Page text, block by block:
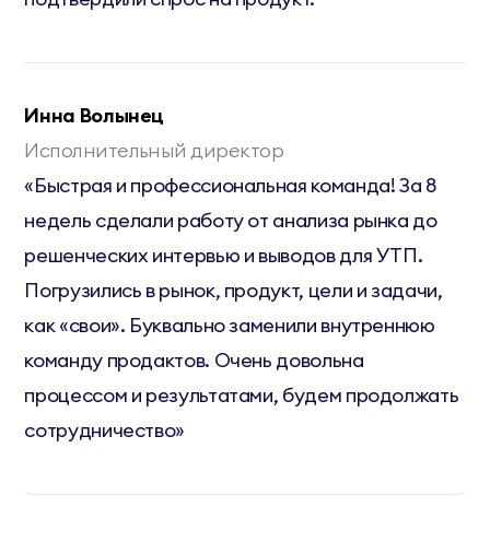
Инна Волынец
Исполнительный директор
«Быстрая и профессиональная команда! За 8
недель сделали работу от анализа рынка до
решенческих интервью и выводов для УТП.
Погрузились в рынок, продукт, цели и задачи,
как «свои». Буквально заменили внутреннюю
команду продактов. Очень довольна
процессом и результатами, будем продолжать
сотрудничество»